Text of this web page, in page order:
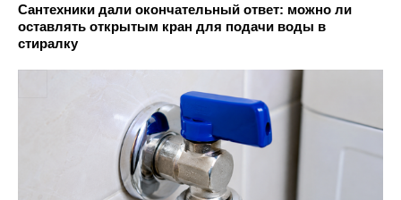
Сантехники дали окончательный ответ: можно ли
оставлять открытым кран для подачи воды в
стиралку